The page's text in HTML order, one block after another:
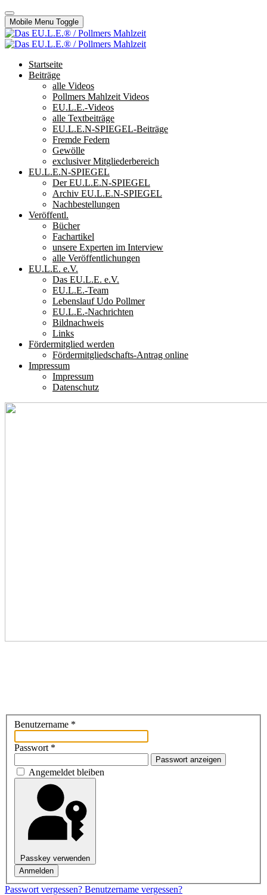
Mobile Menu Toggle
Startseite
Beiträge
alle Videos
Pollmers Mahlzeit Videos
EU.L.E.-Videos
alle Textbeiträge
EU.L.E.N-SPIEGEL-Beiträge
Fremde Federn
Gewölle
exclusiver Mitgliederbereich
EU.L.E.N-SPIEGEL
Der EU.L.E.N-SPIEGEL
Archiv EU.L.E.N-SPIEGEL
Nachbestellungen
Veröffentl.
Bücher
Fachartikel
unsere Experten im Interview
alle Veröffentlichungen
EU.L.E. e.V.
Das EU.L.E. e.V.
EU.L.E.-Team
Lebenslauf Udo Pollmer
EU.L.E.-Nachrichten
Bildnachweis
Links
Fördermitglied werden
Fördermitgliedschafts-Antrag online
Impressum
Impressum
Datenschutz
Benutzername *
Passwort *
Passwort anzeigen
Angemeldet bleiben
Passkey verwenden
Anmelden
Passwort vergessen? Benutzername vergessen?